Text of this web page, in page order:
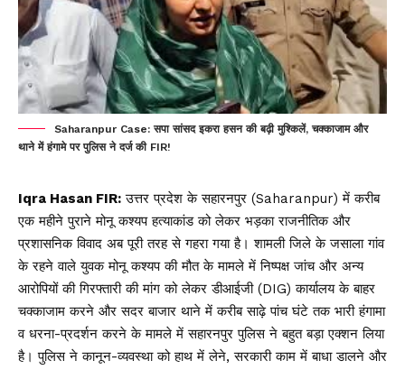
Saharanpur Case: सपा सांसद इकरा हसन की बढ़ी मुश्किलें, चक्काजाम और
थाने में हंगामे पर पुलिस ने दर्ज की FIR!
Iqra Hasan FIR: उत्तर प्रदेश के सहारनपुर (Saharanpur) में करीब
एक महीने पुराने मोनू कश्यप हत्याकांड को लेकर भड़का राजनीतिक और
प्रशासनिक विवाद अब पूरी तरह से गहरा गया है। शामली जिले के जसाला गांव
के रहने वाले युवक मोनू कश्यप की मौत के मामले में निष्पक्ष जांच और अन्य
आरोपियों की गिरफ्तारी की मांग को लेकर डीआईजी (DIG) कार्यालय के बाहर
चक्काजाम करने और सदर बाजार थाने में करीब साढ़े पांच घंटे तक भारी हंगामा
व धरना-प्रदर्शन करने के मामले में सहारनपुर पुलिस ने बहुत बड़ा एक्शन लिया
है। पुलिस ने कानून-व्यवस्था को हाथ में लेने, सरकारी काम में बाधा डालने और